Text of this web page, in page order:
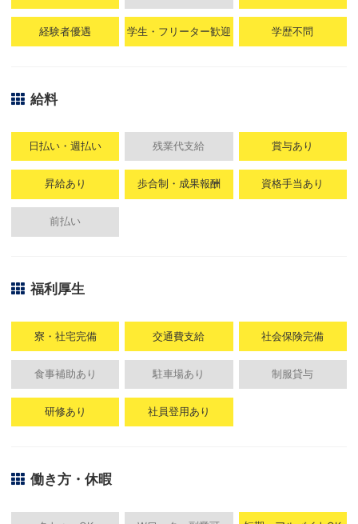
経験者優遇 学生・フリーター歓迎 学歴不問
給料
日払い・週払い 残業代支給 賞与あり
昇給あり 歩合制・成果報酬 資格手当あり
前払い
福利厚生
寮・社宅完備 交通費支給 社会保険完備
食事補助あり 駐車場あり 制服貸与
研修あり 社員登用あり
働き方・休暇